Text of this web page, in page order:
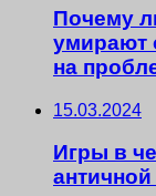
Почему
умирают
на
15.03.2024
Игры в
античной